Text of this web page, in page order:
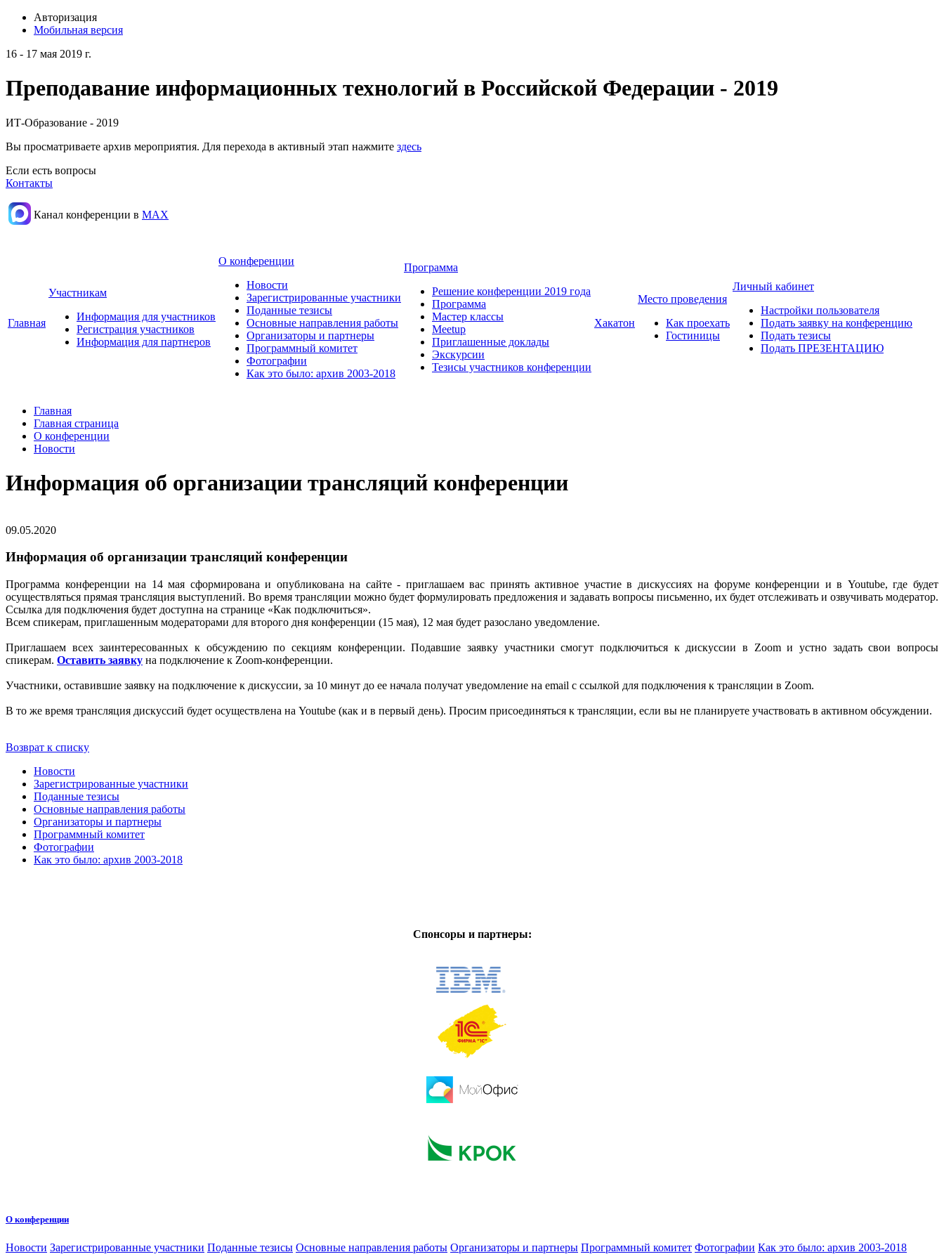
Авторизация
Мобильная версия
16 - 17 мая 2019 г.
Преподавание информационных технологий в Российской Федерации - 2019
ИТ-Образование - 2019
Вы просматриваете архив мероприятия. Для перехода в активный этап нажмите здесь
Если есть вопросы
Контакты
Канал конференции в МАХ
Главная
Участникам
Информация для участников
Регистрация участников
Информация для партнеров
О конференции
Новости
Зарегистрированные участники
Поданные тезисы
Основные направления работы
Организаторы и партнеры
Программный комитет
Фотографии
Как это было: архив 2003-2018
Программа
Решение конференции 2019 года
Программа
Мастер классы
Meetup
Приглашенные доклады
Экскурсии
Тезисы участников конференции
Хакатон
Место проведения
Как проехать
Гостиницы
Личный кабинет
Настройки пользователя
Подать заявку на конференцию
Подать тезисы
Подать ПРЕЗЕНТАЦИЮ
Главная
Главная страница
О конференции
Новости
Информация об организации трансляций конференции
09.05.2020
Информация об организации трансляций конференции
Программа конференции на 14 мая сформирована и опубликована на сайте - приглашаем вас принять активное участие в дискуссиях на форуме конференции и в Youtube, где будет
осуществляться прямая трансляция выступлений. Во время трансляции можно будет формулировать предложения и задавать вопросы письменно, их будет отслеживать и озвучивать модератор.
Ссылка для подключения будет доступна на странице «Как подключиться».
Всем спикерам, приглашенным модераторами для второго дня конференции (15 мая), 12 мая будет разослано уведомление.
Приглашаем всех заинтересованных к обсуждению по секциям конференции. Подавшие заявку участники смогут подключиться к диcкуcсии в Zoom и устно задать свои вопросы
спикерам. Оставить заявку на подключение к Zoom-конференции.
Участники, оставившие заявку на подключение к дискуссии, за 10 минут до ее начала получат уведомление на email с ссылкой для подключения к трансляции в Zoom.
В то же время трансляция дискуссий будет осуществлена на Youtube (как и в первый день). Просим присоединяться к трансляции, если вы не планируете участвовать в активном обсуждении.
Возврат к списку
Новости
Зарегистрированные участники
Поданные тезисы
Основные направления работы
Организаторы и партнеры
Программный комитет
Фотографии
Как это было: архив 2003-2018
Спонсоры и партнеры:
О конференции
Новости Зарегистрированные участники Поданные тезисы Основные направления работы Организаторы и партнеры Программный комитет Фотографии Как это было: архив 2003-2018